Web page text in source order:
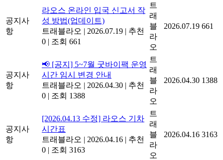
공지사
항
라오스 온라인 입국 신고서 작
성 방법(업데이트)
트래블라오 | 2026.07.19 | 추천
0 | 조회 661
트
래
블
라
오
2026.07.19 661
공지사
항
📢 [공지] 5~7월 굿바이팩 운영
시간 임시 변경 안내
트래블라오 | 2026.04.30 | 추천
0 | 조회 1388
트
래
블
라
오
2026.04.30 1388
공지사
항
[2026.04.13 수정] 라오스 기차
시간표
트래블라오 | 2026.04.16 | 추천
0 | 조회 3163
트
래
블
라
오
2026.04.16 3163